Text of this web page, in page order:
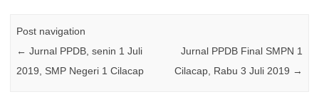
Post navigation
← Jurnal PPDB, senin 1 Juli
2019, SMP Negeri 1 Cilacap
Jurnal PPDB Final SMPN 1
Cilacap, Rabu 3 Juli 2019 →